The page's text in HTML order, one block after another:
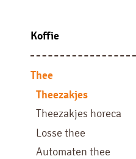
Koffie
Koffie bonen
Fresh brew
Instant
Liquid
Filterkoffie
Pads, sachets en sticks
Thee
Theezakjes
Theezakjes horeca
Losse thee
Automaten thee